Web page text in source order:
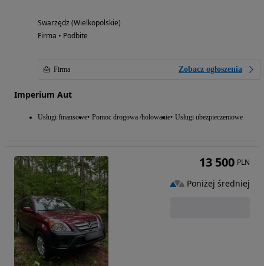
Swarzędz (Wielkopolskie)
Firma • Podbite
Firma Zobacz ogłoszenia
Imperium Aut
Usługi finansowe Pomoc drogowa /holowanie Usługi ubezpieczeniowe
13 500 PLN
Poniżej średniej